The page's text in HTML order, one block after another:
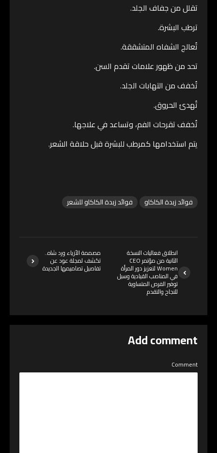
تقلل من جفاف الجلد.
ترطب البشرة.
تُعالج الشفاه المتشققة.
تحد من ظهور علامات تقدم السن.
تُخفف من التهابات الجلد.
تُهدئ الحروق.
تُخفف تقرحات الفم، وتساعد في علاجها.
يتم استخدامها كمرطب للبشرة قبل حلاقة الشعر.
فوائد زبدة الكاكاو فوائد زبدة الكاكاو للشعر
انطلاق فعاليات النسخة
الثانية من مؤتمر CEO
Women لتعزيز دور المرأة
في المناصب القيادية وسبل
توفير الفرص المتساوية
للنجاح والتقدم
مصممة الأزياء ورد شاه..
تكشف لمجلة عود عن
تفاصيل تصاميمها الجديدة
Add comment
Comment